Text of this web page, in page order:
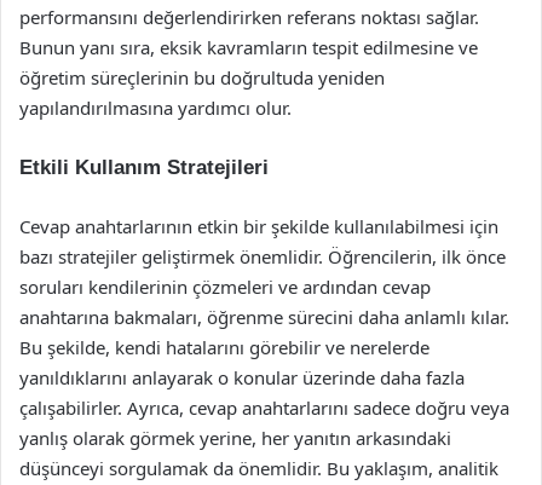
performansını değerlendirirken referans noktası sağlar.
Bunun yanı sıra, eksik kavramların tespit edilmesine ve
öğretim süreçlerinin bu doğrultuda yeniden
yapılandırılmasına yardımcı olur.
Etkili Kullanım Stratejileri
Cevap anahtarlarının etkin bir şekilde kullanılabilmesi için
bazı stratejiler geliştirmek önemlidir. Öğrencilerin, ilk önce
soruları kendilerinin çözmeleri ve ardından cevap
anahtarına bakmaları, öğrenme sürecini daha anlamlı kılar.
Bu şekilde, kendi hatalarını görebilir ve nerelerde
yanıldıklarını anlayarak o konular üzerinde daha fazla
çalışabilirler. Ayrıca, cevap anahtarlarını sadece doğru veya
yanlış olarak görmek yerine, her yanıtın arkasındaki
düşünceyi sorgulamak da önemlidir. Bu yaklaşım, analitik